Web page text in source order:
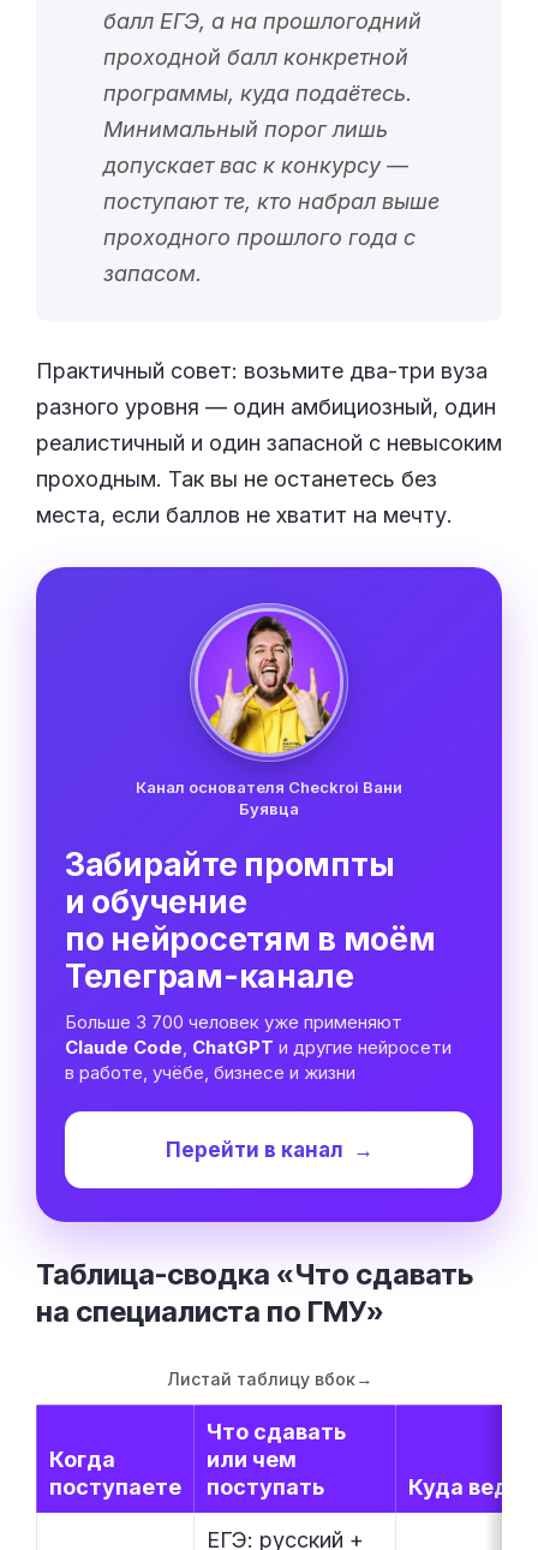
балл ЕГЭ, а на прошлогодний
проходной балл конкретной
программы, куда подаётесь.
Минимальный порог лишь
допускает вас к конкурсу —
поступают те, кто набрал выше
проходного прошлого года с
запасом.
Практичный совет: возьмите два-три вуза
разного уровня — один амбициозный, один
реалистичный и один запасной с невысоким
проходным. Так вы не останетесь без
места, если баллов не хватит на мечту.
Канал основателя Checkroi Вани
Буявца
Забирайте промпты
и обучение
по нейросетям в моём
Телеграм-канале
Больше 3 700 человек уже применяют
Claude Code, ChatGPT и другие нейросети
в работе, учёбе, бизнесе и жизни
Перейти в канал →
Таблица-сводка «Что сдавать
на специалиста по ГМУ»
Листай таблицу вбок→
Когда
поступаете
Что сдавать
или чем
поступать
Куда ведёт
ЕГЭ: русский +